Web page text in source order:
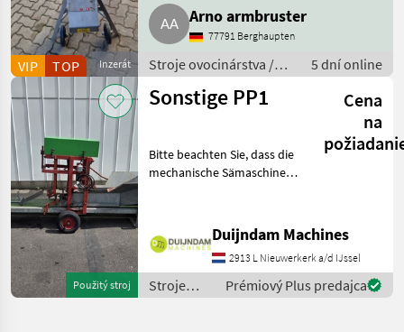
Inzerát
VIP TOP
Arno armbruster
77791 Berghaupten
Stroje ovocinárstva /
Ostatné ovocinárské
stroje
5 dní online
Použitý stroj
Sonstige PP1
Cena
na
Bitte beachten Sie, dass die
mechanische Sämaschine
für 6-cm-Kompostblöcke
verwendet werden
kann.Diese Topfpress
Duijndam Machines
2913 L Nieuwerkerk a/d IJssel
Stroje
ovocinárstva
Prémiový Plus predajca